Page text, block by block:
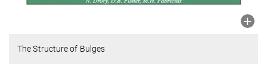
The Structure of Bulges